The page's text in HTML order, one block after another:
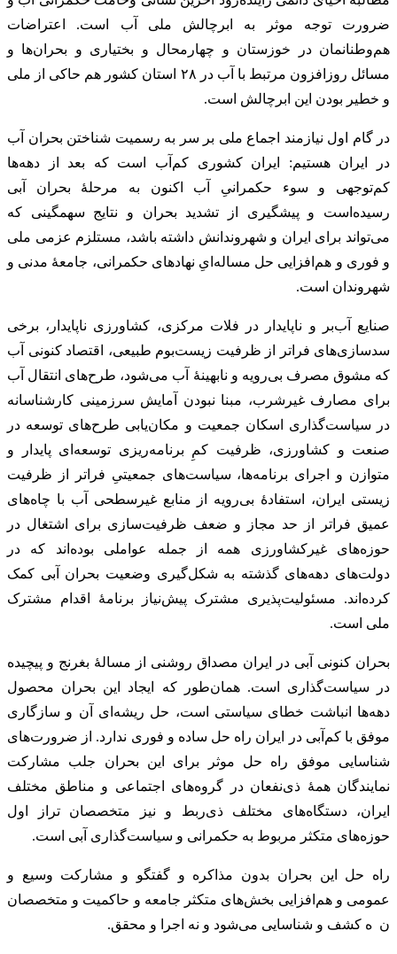
ضرورت توجه موثر به ابرچالش ملی آب است. اعتراضات
هم‌وطنانمان در خوزستان و چهارمحال و بختیاری و بحران‌ها و
مسائل روزافزون مرتبط با آب در ۲۸ استان کشور هم حاکی از ملی
و خطیر بودن این ابرچالش است.
در گام اول نیازمند اجماع ملی بر سر به رسمیت شناختن بحران آب
در ایران هستیم: ایران کشوری کم‌آب است که بعد از دهه‌ها
کم‌توجهی و سوء حکمرانیِ آب اکنون به مرحلهٔ بحران آبی
رسیده‌است و پیشگیری از تشدید بحران و نتایج سهمگینی که
می‌تواند برای ایران و شهروندانش داشته باشد، مستلزم عزمی ملی
و فوری و هم‌افزایی حل مساله‌ایِ نهادهای حکمرانی، جامعهٔ مدنی و
شهروندان است.
صنایع آب‌بر و ناپایدار در فلات مرکزی، کشاورزی ناپایدار، برخی
سدسازی‌های فراتر از ظرفیت زیست‌بوم طبیعی، اقتصاد کنونی آب
که مشوق مصرف بی‌رویه و نابهینهٔ آب می‌شود، طرح‌های انتقال آب
برای مصارف غیرشرب، مبنا نبودن آمایش سرزمینی کارشناسانه
در سیاست‌گذاری اسکان جمعیت و مکان‌یابی طرح‌های توسعه در
صنعت و کشاورزی، ظرفیت کمِ برنامه‌ریزی توسعه‌ای پایدار و
متوازن و اجرای برنامه‌ها، سیاست‌های جمعیتیِ فراتر از ظرفیت
زیستی ایران، استفادهٔ بی‌رویه از منابع غیرسطحی آب با چاه‌های
عمیق فراتر از حد مجاز و ضعف ظرفیت‌سازی برای اشتغال در
حوزه‌های غیرکشاورزی همه از جمله عواملی بوده‌اند که در
دولت‌های دهه‌های گذشته به شکل‌گیری وضعیت بحران آبی کمک
کرده‌اند. مسئولیت‌پذیری مشترک پیش‌نیاز برنامهٔ اقدام مشترک
ملی است.
بحران کنونی آبی در ایران مصداق روشنی از مسالهٔ بغرنج و پیچیده
در سیاست‌گذاری است. همان‌طور که ایجاد این بحران محصول
دهه‌ها انباشت خطای سیاستی است، حل ریشه‌ای آن و سازگاری
موفق با کم‌آبی در ایران راه حل ساده و فوری ندارد. از ضرورت‌های
شناسایی موفق راه حل موثر برای این بحران جلب مشارکت
نمایندگان همهٔ ذی‌نفعان در گروه‌های اجتماعی و مناطق مختلف
ایران، دستگاه‌های مختلف ذی‌ربط و نیز متخصصان تراز اول
حوزه‌های متکثر مربوط به حکمرانی و سیاست‌گذاری آبی است.
راه حل این بحران بدون مذاکره و گفتگو و مشارکت وسیع و
عمومی و هم‌افزایی بخش‌های متکثر جامعه و حاکمیت و متخصصان
ن ه کشف و شناسایی می‌شود و نه اجرا و محقق.